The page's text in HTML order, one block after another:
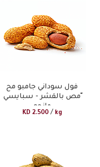
فول سوداني جامبو مح
ّمص بالقشر - سبايسي
مانجو
KD 2.500 / kg